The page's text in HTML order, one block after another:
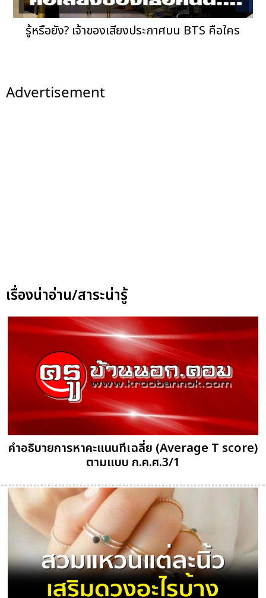
รู้หรือยัง? เจ้าของเสียงประกาศบน BTS คือใคร
Advertisement
เรื่องน่าอ่าน/สาระน่ารู้
คำอธิบายการหาคะแนนทีเฉลี่ย (Average T score)
ตามแบบ ก.ค.ศ.3/1